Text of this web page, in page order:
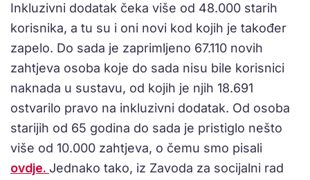
Inkluzivni dodatak čeka više od 48.000 starih
korisnika, a tu su i oni novi kod kojih je također
zapelo. Do sada je zaprimljeno 67.110 novih
zahtjeva osoba koje do sada nisu bile korisnici
naknada u sustavu, od kojih je njih 18.691
ostvarilo pravo na inkluzivni dodatak. Od osoba
starijih od 65 godina do sada je pristiglo nešto
više od 10.000 zahtjeva, o čemu smo pisali
ovdje. Jednako tako, iz Zavoda za socijalni rad